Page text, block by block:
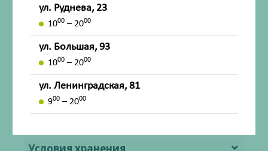
Противопоказания
Применение при беременности и в
период лактации
Особые указания
Условия хранения
ул. Руднева, 23
1000 – 2000
ул. Большая, 93
1000 – 2000
ул. Ленинградская, 81
900 – 2000